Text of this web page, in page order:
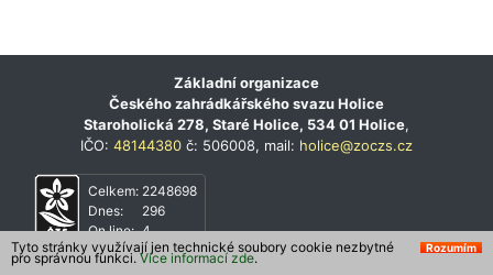
Základní organizace
Českého zahrádkářského svazu Holice
Staroholická 278, Staré Holice, 534 01 Holice,
IČO: 48144380 č: 506008, mail: holice@zoczs.cz
Celkem:
Dnes:
On line:
2248698
296
4
Rozumím
Tyto stránky využívají jen technické soubory cookie nezbytné
pro správnou funkci. Více informací zde.